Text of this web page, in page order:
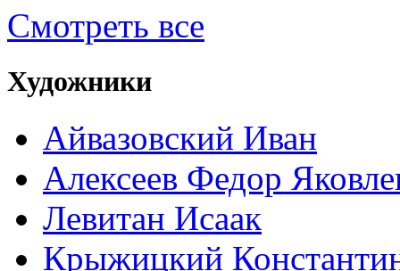
Смотреть все
Художники
Айвазовский Иван
Алексеев Федор
Левитан Исаак
Крыжицкий